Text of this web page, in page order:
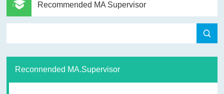
Recommended MA Supervisor
Reconnended MA.Supervisor